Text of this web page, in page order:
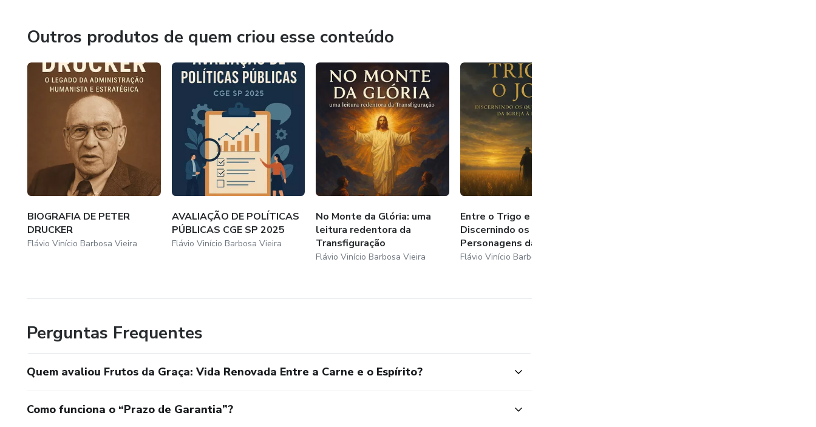
Outros produtos de quem criou esse conteúdo
BIOGRAFIA DE PETER
DRUCKER
Flávio Vinício Barbosa Vieira
AVALIAÇÃO DE POLÍTICAS
PÚBLICAS CGE SP 2025
Flávio Vinício Barbosa Vieira
No Monte da Glória: uma
leitura redentora da
Transfiguração
Flávio Vinício Barbosa Vieira
Entre o Trigo e o Joio:
Discernindo os Quatro
Personagens da...
Flávio Vinício Barbosa Vieira
Perguntas Frequentes
Quem avaliou Frutos da Graça: Vida Renovada Entre a Carne e o Espírito?
Como funciona o “Prazo de Garantia”?